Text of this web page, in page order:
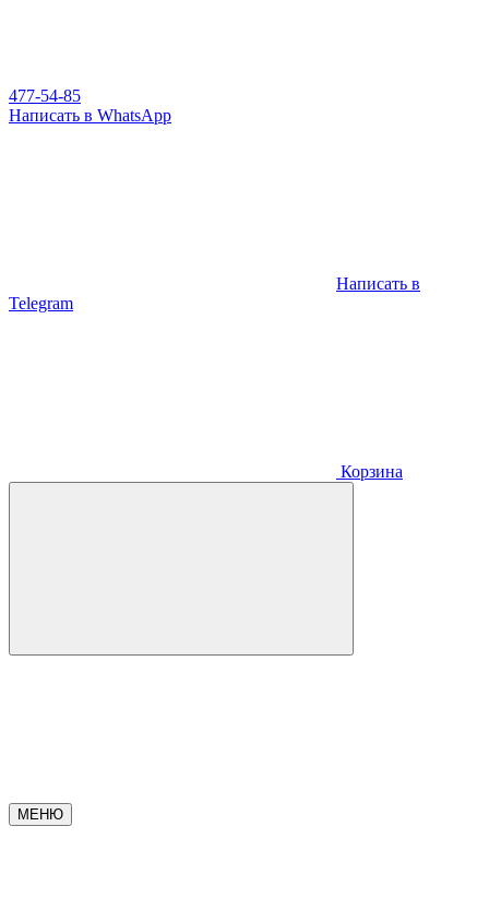
477-54-85
Написать в WhatsApp
Написать в
Telegram
Корзина
МЕНЮ